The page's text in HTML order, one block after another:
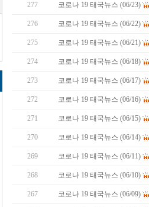
277 코로나 19 태국뉴스 (06/23)
276 코로나 19 태국뉴스 (06/22)
275 코로나 19 태국뉴스 (06/21)
274 코로나 19 태국뉴스 (06/18)
273 코로나 19 태국뉴스 (06/17)
272 코로나 19 태국뉴스 (06/16)
271 코로나 19 태국뉴스 (06/15)
270 코로나 19 태국뉴스 (06/14)
269 코로나 19 태국뉴스 (06/11)
268 코로나 19 태국뉴스 (06/10)
267 코로나 19 태국뉴스 (06/09)